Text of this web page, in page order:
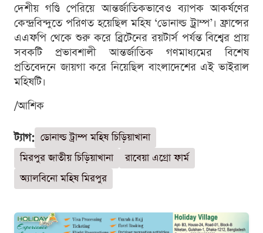
দেশীয় গণ্ডি পেরিয়ে আন্তর্জাতিকভাবেও ব্যাপক আকর্ষণের
কেন্দ্রবিন্দুতে পরিণত হয়েছিল মহিষ ‘ডোনাল্ড ট্রাম্প’। ফ্রান্সের
এএফপি থেকে শুরু করে ব্রিটেনের রয়টার্স পর্যন্ত বিশ্বের প্রায়
সবকটি প্রভাবশালী আন্তর্জাতিক গণমাধ্যমের বিশেষ
প্রতিবেদনে জায়গা করে নিয়েছিল বাংলাদেশের এই ভাইরাল
মহিষটি।
/আশিক
ট্যাগ: ডোনাল্ড ট্রাম্প মহিষ চিড়িয়াখানা
মিরপুর জাতীয় চিড়িয়াখানা
রাবেয়া এগ্রো ফার্ম
অ্যালবিনো মহিষ মিরপুর